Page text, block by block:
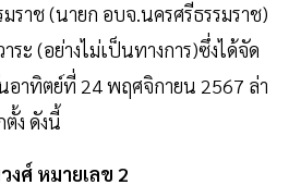
ราช (นายก อบจ.นครศรีธรรมราช)
ะ (อย่างไม่เป็นทางการ)ซึ่งได้จัด
อาทิตย์ที่ 24 พฤศจิกายน 2567 ล่า
ง ดังนี้
งศ์ หมายเลข 2